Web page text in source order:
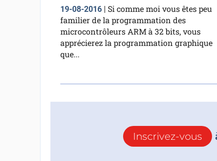
19-08-2016| Si comme moi vous êtes peu
familier de la programmation des
microcontrôleurs ARM à 32 bits, vous
apprécierez la programmation graphique
que...
Inscrivez-vous